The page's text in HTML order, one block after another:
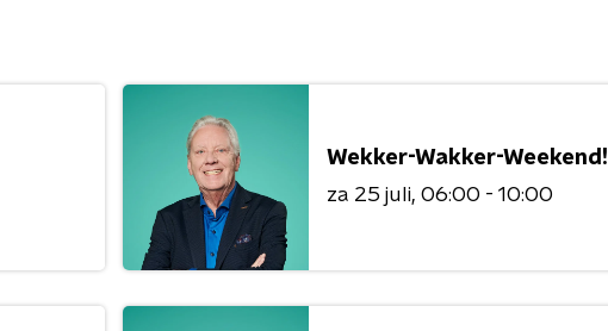
Wekker-Wakker-Weekend!
za 25 juli 06:00 - 10:00